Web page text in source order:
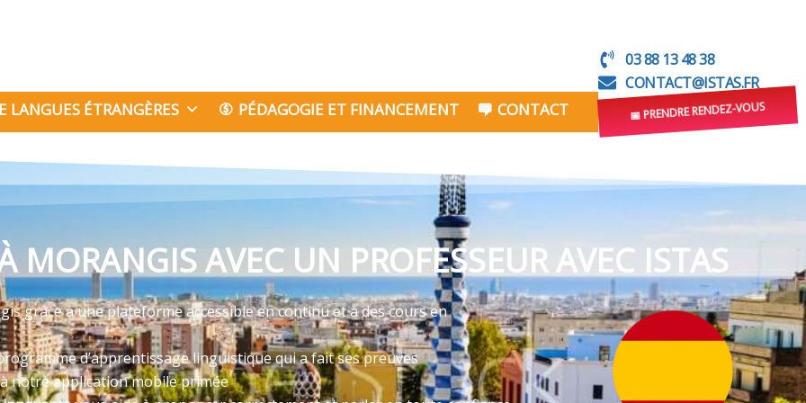
LANGUES ÉTRANGÈRES PÉDAGOGIE ET FINANCEMENT CONTACT
03 88 13 48 38
CONTACT@ISTAS.FR
📅 PRENDRE RENDEZ-VOUS
MORANGIS AVEC UN PROFESSEUR AVEC ISTAS
grâce à une plateforme accessible en continu et à des cours en
d’apprentissage linguistique qui a fait ses preuves
notre application mobile primée